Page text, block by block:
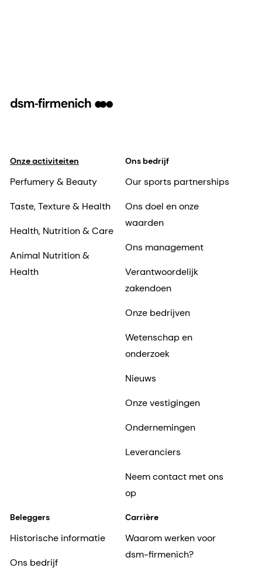
Onze activiteiten
Perfumery & Beauty
Taste, Texture & Health
Health, Nutrition & Care
Animal Nutrition &
Health
Ons bedrijf
Our sports partnerships
Ons doel en onze
waarden
Ons management
Verantwoordelijk
zakendoen
Onze bedrijven
Wetenschap en
onderzoek
Nieuws
Onze vestigingen
Ondernemingen
Leveranciers
Neem contact met ons
op
Beleggers
Historische informatie
Ons bedrijf
Carrière
Waarom werken voor
dsm-firmenich?